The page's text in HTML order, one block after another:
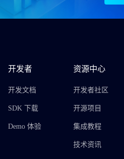
开发者
开发文档
SDK 下载
Demo 体验
资源中心
开发者社区
开源项目
集成教程
技术资讯